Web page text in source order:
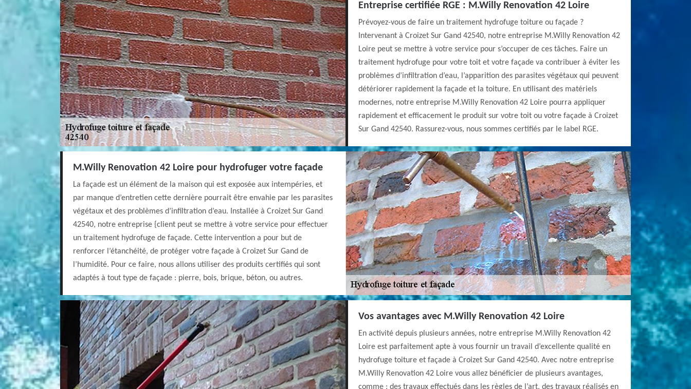
Entreprise certifiée RGE : M.Willy Renovation 42 Loire
Prévoyez-vous de faire un traitement hydrofuge toiture ou façade ?
Intervenant à Croizet Sur Gand 42540, notre entreprise M.Willy Renovation 42
Loire peut se mettre à votre service pour s’occuper de ces tâches. Faire un
traitement hydrofuge pour votre toit et votre façade va contribuer à éviter les
problèmes d’infiltration d’eau, l’apparition des parasites végétaux qui peuvent
détériorer rapidement la façade et la toiture. En utilisant des matériels
modernes, notre entreprise M.Willy Renovation 42 Loire pourra appliquer
rapidement et efficacement le produit sur votre toit ou votre façade à Croizet
Sur Gand 42540. Rassurez-vous, nous sommes certifiés par le label RGE.
M.Willy Renovation 42 Loire pour hydrofuger votre façade
La façade est un élément de la maison qui est exposée aux intempéries, et
par manque d’entretien cette dernière pourrait être envahie par les parasites
végétaux et des problèmes d’infiltration d’eau. Installée à Croizet Sur Gand
42540, notre entreprise {client peut se mettre à votre service pour effectuer
un traitement hydrofuge de façade. Cette intervention a pour but de
renforcer l’étanchéité, de protéger votre façade à Croizet Sur Gand de
l’humidité. Pour ce faire, nous allons utiliser des produits certifiés qui sont
adaptés à tout type de façade : pierre, bois, brique, béton, ou autres.
Vos avantages avec M.Willy Renovation 42 Loire
En activité depuis plusieurs années, notre entreprise M.Willy Renovation 42
Loire est parfaitement apte à vous fournir un travail d’excellente qualité en
hydrofuge toiture et façade à Croizet Sur Gand 42540. Avec notre entreprise
M.Willy Renovation 42 Loire vous allez bénéficier de plusieurs avantages,
comme : des travaux effectués dans les règles de l’art, des travaux réalisés en